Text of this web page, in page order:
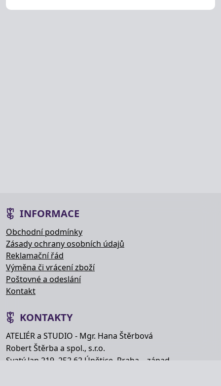
INFORMACE
Obchodní podmínky
Zásady ochrany osobních údajů
Reklamační řád
Výměna či vrácení zboží
Poštovné a odeslání
Kontakt
KONTAKTY
ATELIÉR a STUDIO - Mgr. Hana Štěrbová
Robert Štěrba a spol., s.r.o.
Svatý Jan 219, 252 62 Únětice, Praha – západ